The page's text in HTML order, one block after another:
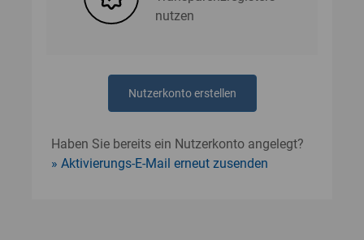
nutzen
Nutzerkonto erstellen
Haben Sie bereits ein Nutzerkonto angelegt?
Aktivierungs-E-Mail erneut zusenden